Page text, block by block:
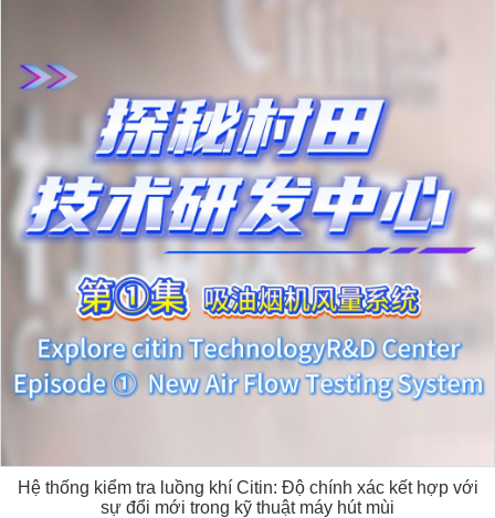
Hệ thống kiểm tra luồng khí Citin: Độ chính xác kết hợp với
sự đổi mới trong kỹ thuật máy hút mùi